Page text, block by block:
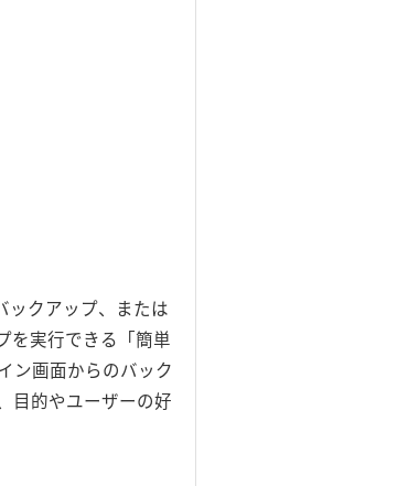
ックアップ、または
を実行できる「簡単
ン画面からのバック
目的やユーザーの好